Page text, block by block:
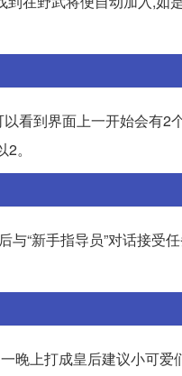
看到界面上一开始会有
。
与“新手指导员”对话接受
晚上打成皇后建议小可